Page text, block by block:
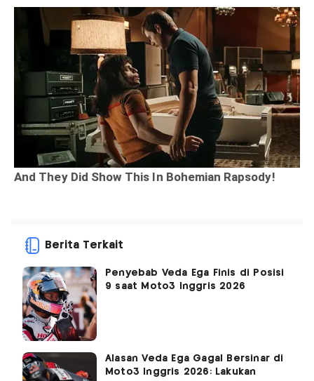
Berita Terkait
Penyebab Veda Ega Finis di Posisi
9 saat Moto3 Inggris 2026
Alasan Veda Ega Gagal Bersinar di
Moto3 Inggris 2026: Lakukan